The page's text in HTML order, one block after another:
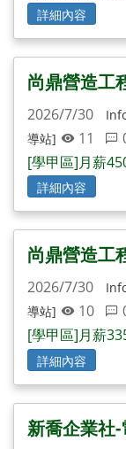
詳細內容
尚鼎營造工
2026/7/30
導站]
11
[學甲區]月薪
詳細內容
尚鼎營造工
2026/7/30
導站]
10
[學甲區]月薪
詳細內容
新喬企業社